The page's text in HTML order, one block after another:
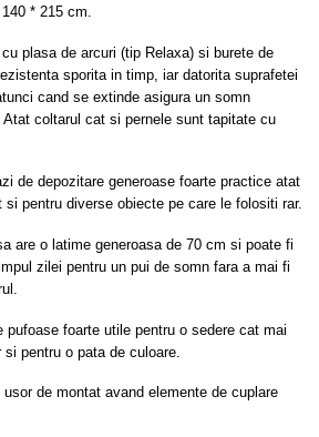
* 215 cm.
plasa de arcuri (tip Relaxa) si burete de
sporita in timp, iar datorita suprafetei
cand se extinde asigura un somn
coltarul cat si pernele sunt tapitate cu
de depozitare generoase foarte practice atat
si pentru diverse obiecte pe care le folositi rar.
are o latime generoasa de 70 cm si poate fi
zilei pentru un pui de somn fara a mai fi
pufoase foarte utile pentru o sedere cat mai
pentru o pata de culoare.
de montat avand elemente de cuplare